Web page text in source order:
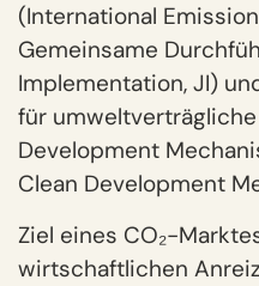
(International
Gemeinsame
Implementation, JI)
für
Development
Clean Development
Ziel eines CO₂-
wirtschaftlichen